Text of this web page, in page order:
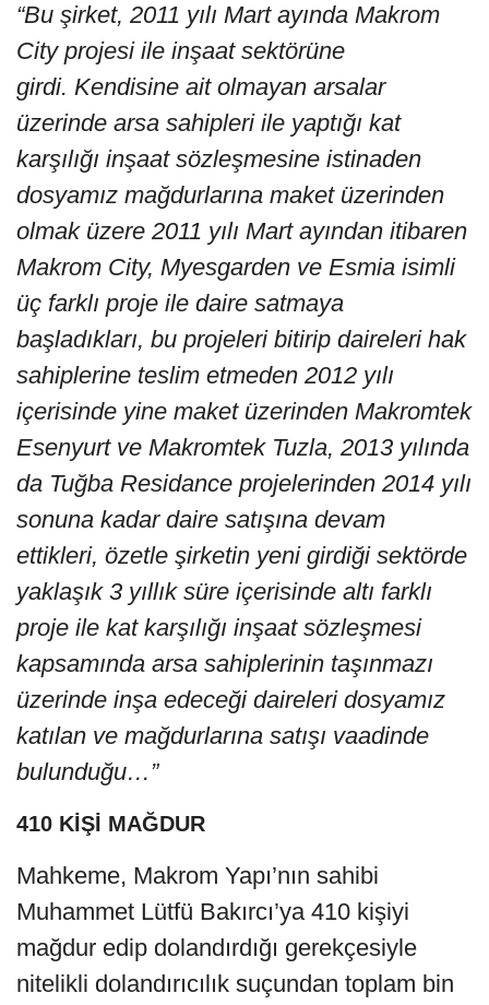
“Bu şirket, 2011 yılı Mart ayında Makrom
City projesi ile inşaat sektörüne
girdi. Kendisine ait olmayan arsalar
üzerinde arsa sahipleri ile yaptığı kat
karşılığı inşaat sözleşmesine istinaden
dosyamız mağdurlarına maket üzerinden
olmak üzere 2011 yılı Mart ayından itibaren
Makrom City, Myesgarden ve Esmia isimli
üç farklı proje ile daire satmaya
başladıkları, bu projeleri bitirip daireleri hak
sahiplerine teslim etmeden 2012 yılı
içerisinde yine maket üzerinden Makromtek
Esenyurt ve Makromtek Tuzla, 2013 yılında
da Tuğba Residance projelerinden 2014 yılı
sonuna kadar daire satışına devam
ettikleri, özetle şirketin yeni girdiği sektörde
yaklaşık 3 yıllık süre içerisinde altı farklı
proje ile kat karşılığı inşaat sözleşmesi
kapsamında arsa sahiplerinin taşınmazı
üzerinde inşa edeceği daireleri dosyamız
katılan ve mağdurlarına satışı vaadinde
bulunduğu…”
410 KİŞİ MAĞDUR
Mahkeme, Makrom Yapı’nın sahibi
Muhammet Lütfü Bakırcı’ya 410 kişiyi
mağdur edip dolandırdığı gerekçesiyle
nitelikli dolandırıcılık suçundan toplam bin